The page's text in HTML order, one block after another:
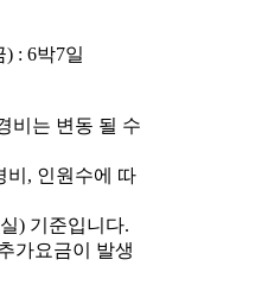
) : 6박7일
비는 변동 될 수
비, 인원수에 따
) 기준입니다.
가요금이 발생